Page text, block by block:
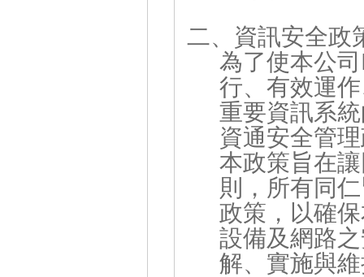
二、資訊安全政
為了使本公
行、有效運
重要資訊系
資通安全管
本政策旨在
則，所有同
政策，以確
設備及網路
解、實施與